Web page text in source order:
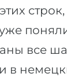
все
в